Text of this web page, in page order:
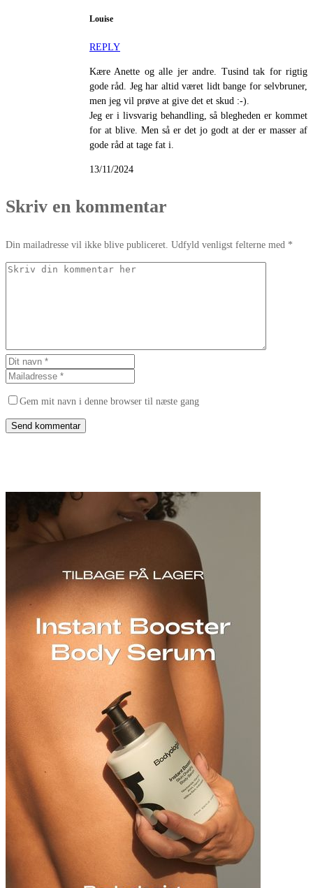
Louise
REPLY
Kære Anette og alle jer andre. Tusind tak for rigtig
gode råd. Jeg har altid været lidt bange for selvbruner,
men jeg vil prøve at give det et skud :-).
Jeg er i livsvarig behandling, så blegheden er kommet
for at blive. Men så er det jo godt at der er masser af
gode råd at tage fat i.
13/11/2024
Skriv en kommentar
Din mailadresse vil ikke blive publiceret. Udfyld venligst felterne med *
Gem mit navn i denne browser til næste gang